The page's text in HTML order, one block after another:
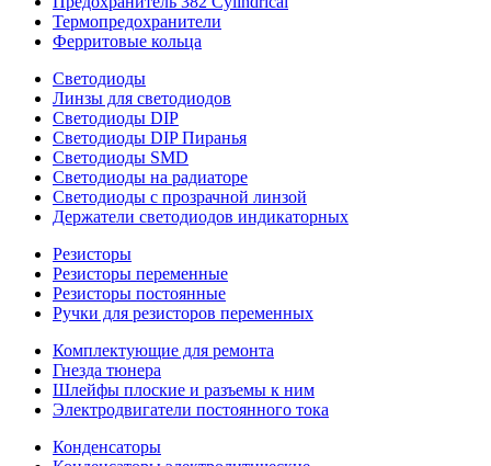
Термопредохранители
Ферритовые кольца
Светодиоды
Линзы для светодиодов
Светодиоды DIP
Светодиоды DIP Пиранья
Светодиоды SMD
Светодиоды на радиаторе
Светодиоды с прозрачной линзой
Держатели светодиодов индикаторных
Резисторы
Резисторы переменные
Резисторы постоянные
Ручки для резисторов переменных
Комплектующие для ремонта
Гнезда тюнера
Шлейфы плоские и разъемы к ним
Электродвигатели постоянного тока
Конденсаторы